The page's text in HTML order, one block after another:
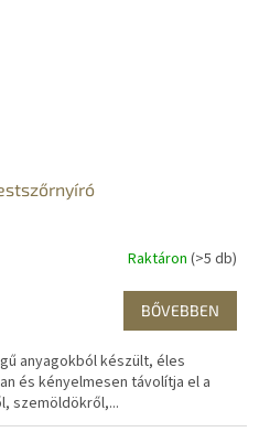
Raktáron (>5 db)
BŐVEBBEN
anyagokból készült, éles
és kényelmesen távolítja el a
szemöldökről,...